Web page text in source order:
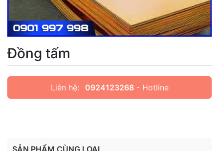
Đồng tấm
Liên hệ: 0924123268- Hotline
SẢN PHẨM CÙNG LOẠI